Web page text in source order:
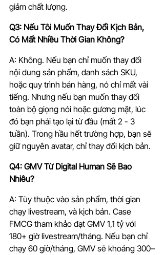
giảm chất lượng.
Q3: Nếu Tôi Muốn Thay Đổi Kịch Bản,
Có Mất Nhiều Thời Gian Không?
A: Không. Nếu bạn chỉ muốn thay đổi
nội dung sản phẩm, danh sách SKU,
hoặc quy trình bán hàng, nó chỉ mất vài
tiếng. Nhưng nếu bạn muốn thay đổi
toàn bộ giọng nói hoặc gương mặt, lúc
đó bạn phải tạo lại từ đầu (mất 2 - 3
tuần). Trong hầu hết trường hợp, bạn sẽ
giữ nguyên avatar, chỉ thay đổi kịch bản.
Q4: GMV Từ Digital Human Sẽ Bao
Nhiêu?
A: Tùy thuộc vào sản phẩm, thời gian
chạy livestream, và kịch bản. Case
FMCG tham khảo đạt GMV 1,1 tỷ với
180+ giờ livestream/tháng. Nếu bạn chỉ
chạy 60 giờ/tháng, GMV sẽ khoảng 300–